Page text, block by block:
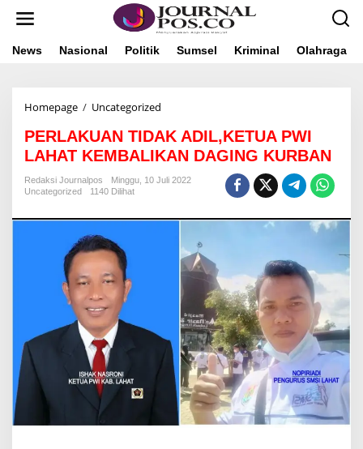
News Nasional Politik Sumsel Kriminal Olahraga
Homepage / Uncategorized
R
L
A
K
N
I
U
PERLAKUAN TIDAK ADIL,KETUA PWI
LAHAT KEMBALIKAN DAGING KURBAN
Redaksi Journalpos
Minggu, 10 Juli 2022
Uncategorized
1140 Dilihat